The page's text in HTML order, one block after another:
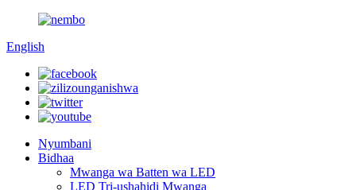
English
Nyumbani
Bidhaa
Mwanga wa Batten wa LED
LED Tri-ushahidi Mwanga